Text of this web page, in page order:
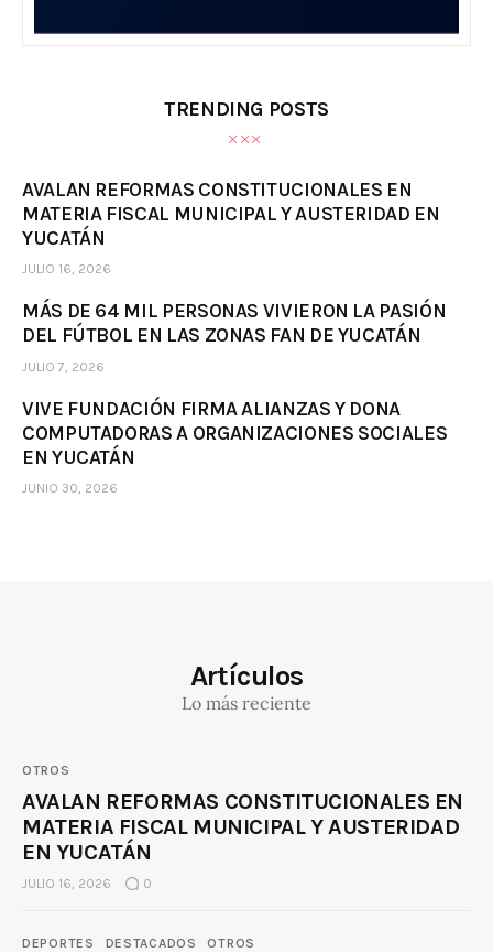
TRENDING POSTS
AVALAN REFORMAS CONSTITUCIONALES EN
MATERIA FISCAL MUNICIPAL Y AUSTERIDAD EN
YUCATÁN
JULIO 16, 2026
MÁS DE 64 MIL PERSONAS VIVIERON LA PASIÓN
DEL FÚTBOL EN LAS ZONAS FAN DE YUCATÁN
JULIO 7, 2026
VIVE FUNDACIÓN FIRMA ALIANZAS Y DONA
COMPUTADORAS A ORGANIZACIONES SOCIALES
EN YUCATÁN
JUNIO 30, 2026
Artículos
Lo más reciente
OTROS
AVALAN REFORMAS CONSTITUCIONALES EN
MATERIA FISCAL MUNICIPAL Y AUSTERIDAD
EN YUCATÁN
JULIO 16, 2026 0
DEPORTES DESTACADOS OTROS